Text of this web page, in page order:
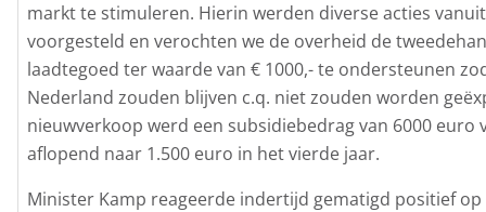
markt te stimuleren. Hierin werden diverse acties
voorgesteld en verochten we de overheid de
laadtegoed ter waarde van € 1000,- te ondersteunen
Nederland zouden blijven c.q. niet zouden worden
nieuwverkoop werd een subsidiebedrag van 6000 euro
aflopend naar 1.500 euro in het vierde jaar.
Minister Kamp reageerde indertijd gematigd positief